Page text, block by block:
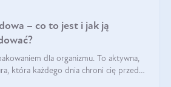
– co to jest i jak ją
dla organizmu. To aktywna,
która każdego dnia chroni cię przed